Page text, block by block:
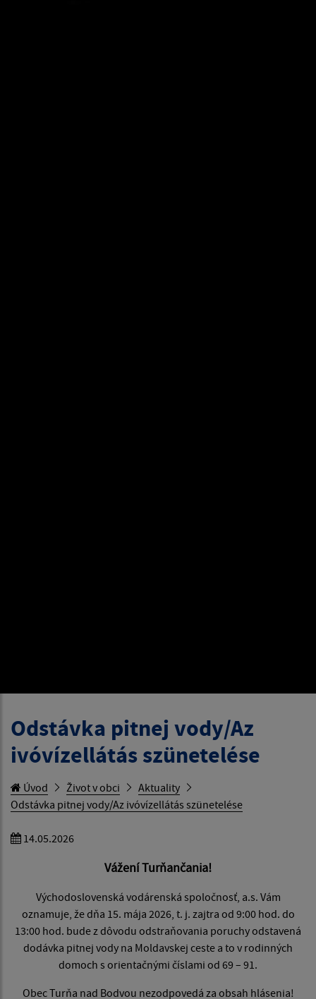
Odstávka pitnej vody/Az
ivóvízellátás szünetelése
Úvod Život v obci
Aktuality
Odstávka pitnej vody/Az ivóvízellátás szünetelése
14.05.2026
Vážení Turňančania!
Východoslovenská vodárenská spoločnosť, a.s. Vám
oznamuje, že dňa 15. mája 2026, t. j. zajtra od 9:00 hod. do
13:00 hod. bude z dôvodu odstraňovania poruchy odstavená
dodávka pitnej vody na Moldavskej ceste a to v rodinných
domoch s orientačnými číslami od 69 – 91.
Obec Turňa nad Bodvou nezodpovedá za obsah hlásenia!